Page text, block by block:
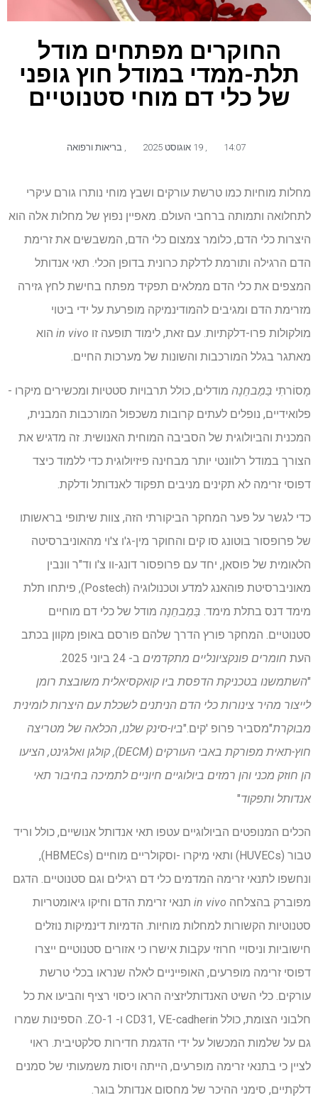
החוקרים מפתחים מודל
תלת-ממדי במודל חוץ גופני
של כלי דם מוחי סטנוטיים
14:07 בריאות ורפואה
מחלות מוחיות כמו טרשת עורקים ושבץ מוחי נותרו גורם עיקרי
לתחלואה ותמותה ברחבי העולם. מאפיין נפוץ של מחלות אלה הוא
היצרות כלי הדם, כלומר צמצום כלי הדם, המשבשים את זרימת
הדם הרגילה ותורמת לדלקת כרונית בדופן הכלי. תאי אנדותל
המצפים את כלי הדם ממלאים תפקיד מפתח בחישת לחץ גזירה
מזרימת הדם ומגיבים להמודינמיקה מופרעת על ידי ביטוי
מולקולות פרו-דלקתיות. עם זאת, לימוד תופעה זו in vivo הוא
מאתגר בגלל המורכבות והשונות של מערכות החיים.
מָסוֹרתִי בַּמַבחֵנָה מודלים, כולל תרבויות סטטיות ומכשירים מיקרו -
פלואידיים, נופלים לעתים קרובות משכפול המורכבות המבנית,
המכנית והביולוגית של הסביבה המוחית האנושית. זה מדגיש את
הצורך במודל רלוונטי יותר מבחינה פיזיולוגית כדי ללמוד כיצד
דפוסי זרימה לא תקינים מניבים תפקוד לאנדותל ודלקת.
כדי לגשר על פער המחקר הביקורתי הזה, צוות שיתופי בראשותו
של פרופסור בוטונג סו קים והחוקר מין-ג'ו צ'וי מהאוניברסיטה
הלאומית של פוסאן, יחד עם פרופסור דונג-וו צ'ו וד"ר וונבין
מאוניברסיטת פוהאנג למדע וטכנולוגיה (Postech), פיתחו תלת
מימד דנס בתלת מימד. בַּמַבחֵנָה מודל של כלי דם מוחיים
סטנוטיים. המחקר פורץ הדרך שלהם פורסם באופן מקוון בכתב
העת חומרים פונקציונליים מתקדמים
ב- 24 ביוני 2025.
"השתמשנו בטכניקת הדפסת ביו קואקסיאלית משובצת רומן
לייצור מהיר צינורות כלי הדם הניתנים לשכלת עם היצרות לומינית
מבוקרת"מסביר פרופ 'קים."ביו-סינק שלנו, הכלאה של מטריצה
חוץ-תאית מפורקת באבי העורקים (DECM), קולגן ואלגינט, הציעו
הן חוזק מכני והן רמזים ביולוגיים חיוניים לתמיכה בחיבור תאי
אנדותל ותפקוד"
הכלים המנופטים הביולוגיים עטפו תאי אנדותל אנושיים, כולל וריד
טבור (HUVECs) ותאי מיקרו -וסקולריים מוחיים (HBMECs),
ונחשפו לתנאי זרימה המדמים כלי דם רגילים וגם סטנוטיים. הדגם
מפוברק בהצלחה in vivo תנאי זרימת הדם וחיקו גיאומטריות
סטנוטיות הקשורות למחלות מוחיות. הדמיות דינמיקות נוזלים
חישוביות וניסויי חרוזי עקבות אישרו כי אזורים סטנוטיים ייצרו
דפוסי זרימה מופרעים, האופייניים לאלה שנראו בכלי טרשת
עורקים. כלי השיט האנדותליזציה הראו כיסוי רציף והביעו את כל
חלבוני הצומת, כולל CD31, VE-cadherin ו- ZO-1. הספינות שמרו
גם על שלמות המכשול על ידי הדגמת חדירות סלקטיבית. ראוי
לציין כי בתנאי זרימה מופרעים, הייתה ויסות משמעותי של סמנים
דלקתיים, סימני ההיכר של מחסום אנדותל בוגר.